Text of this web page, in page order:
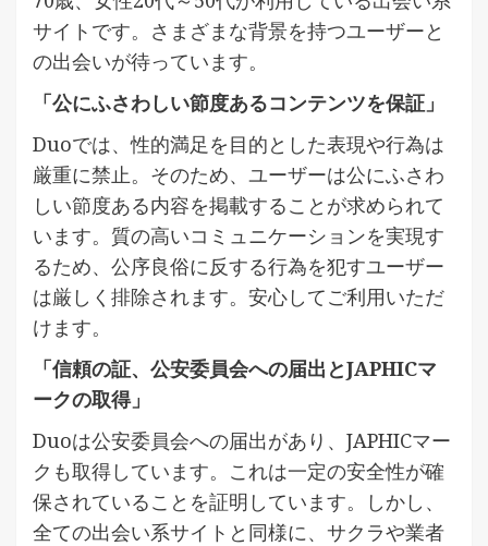
サイトです。さまざまな背景を持つユーザーと
の出会いが待っています。
「公にふさわしい節度あるコンテンツを保証」
Duoでは、性的満足を目的とした表現や行為は
厳重に禁止。そのため、ユーザーは公にふさわ
しい節度ある内容を掲載することが求められて
います。質の高いコミュニケーションを実現す
るため、公序良俗に反する行為を犯すユーザー
は厳しく排除されます。安心してご利用いただ
けます。
「信頼の証、公安委員会への届出とJAPHICマ
ークの取得」
Duoは公安委員会への届出があり、JAPHICマー
クも取得しています。これは一定の安全性が確
保されていることを証明しています。しかし、
全ての出会い系サイトと同様に、サクラや業者